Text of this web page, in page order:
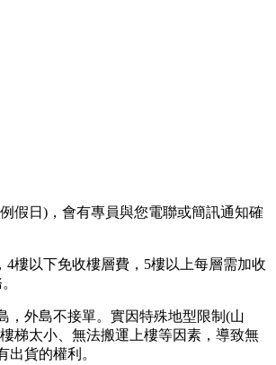
假日)，會有專員與您電聯或簡訊通知確
4樓以下免收樓層費，5樓以上每層需加收
，外島不接單。實因特殊地型限制(山
梯太小、無法搬運上樓等因素，導致無
出貨的權利。